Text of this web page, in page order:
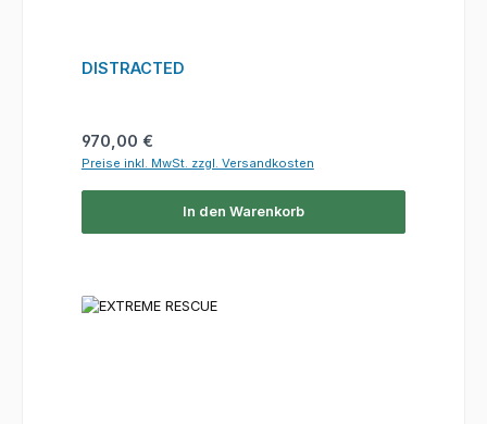
DISTRACTED
Regulärer Preis:
970,00 €
Preise inkl. MwSt. zzgl. Versandkosten
In den Warenkorb